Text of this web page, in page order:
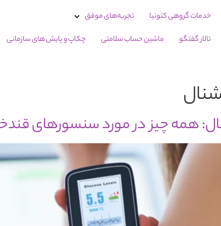
خدمات گروهی کتونیا
تجربه‌های موفق
تالار گفتگو ماشین حساب سلامتی
چکاپ و پایش های سازمانی